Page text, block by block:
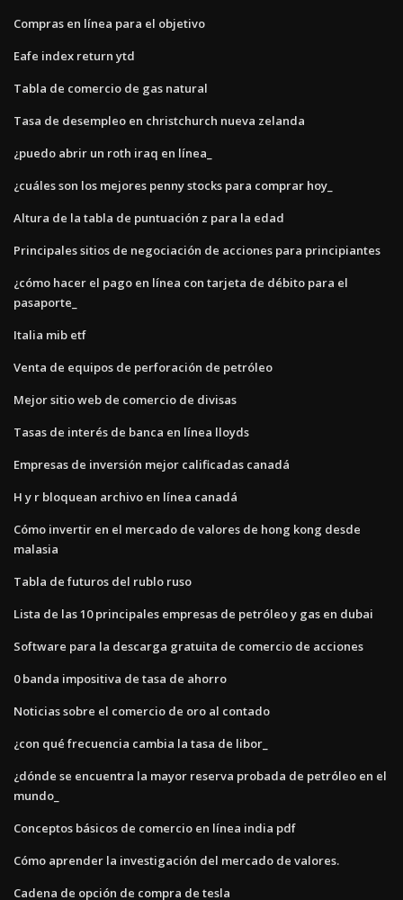
Compras en línea para el objetivo
Eafe index return ytd
Tabla de comercio de gas natural
Tasa de desempleo en christchurch nueva zelanda
¿puedo abrir un roth iraq en línea_
¿cuáles son los mejores penny stocks para comprar hoy_
Altura de la tabla de puntuación z para la edad
Principales sitios de negociación de acciones para principiantes
¿cómo hacer el pago en línea con tarjeta de débito para el
pasaporte_
Italia mib etf
Venta de equipos de perforación de petróleo
Mejor sitio web de comercio de divisas
Tasas de interés de banca en línea lloyds
Empresas de inversión mejor calificadas canadá
H y r bloquean archivo en línea canadá
Cómo invertir en el mercado de valores de hong kong desde
malasia
Tabla de futuros del rublo ruso
Lista de las 10 principales empresas de petróleo y gas en dubai
Software para la descarga gratuita de comercio de acciones
0 banda impositiva de tasa de ahorro
Noticias sobre el comercio de oro al contado
¿con qué frecuencia cambia la tasa de libor_
¿dónde se encuentra la mayor reserva probada de petróleo en el
mundo_
Conceptos básicos de comercio en línea india pdf
Cómo aprender la investigación del mercado de valores.
Cadena de opción de compra de tesla